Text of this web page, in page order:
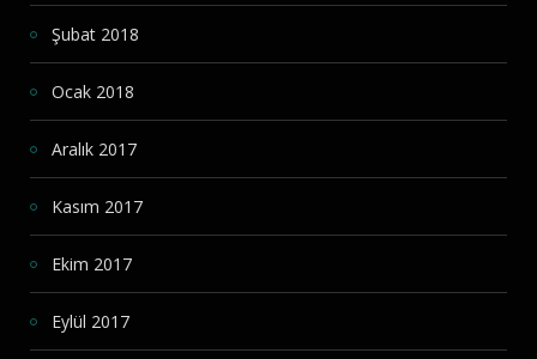
Şubat 2018
Ocak 2018
Aralık 2017
Kasım 2017
Ekim 2017
Eylül 2017